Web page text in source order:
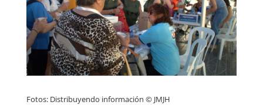
Fotos: Distribuyendo información © JMJH